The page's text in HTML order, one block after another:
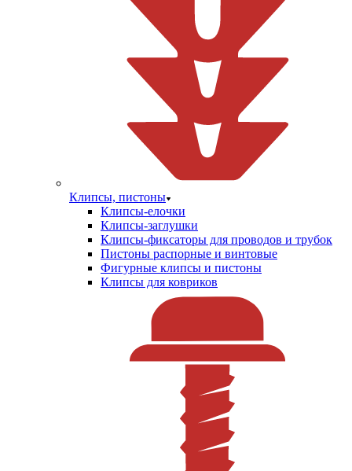
Клипсы, пистоны
Клипсы-елочки
Клипсы-заглушки
Клипсы-фиксаторы для проводов и трубок
Пистоны распорные и винтовые
Фигурные клипсы и пистоны
Клипсы для ковриков